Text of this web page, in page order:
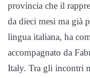
provincia che il
da dieci mesi ma già
lingua italiana, ha
accompagnato da
Italy. Tra gli incontri